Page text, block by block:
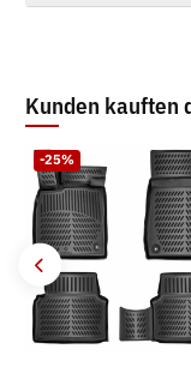
Kunden kauften
-25%